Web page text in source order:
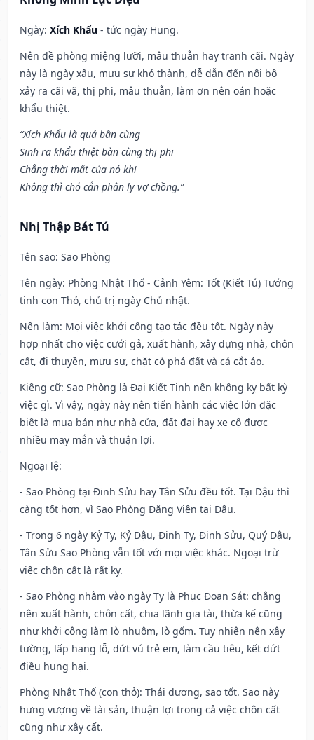
Ngày: Xích Khẩu - tức ngày Hung.
Nên đề phòng miệng lưỡi, mâu thuẫn hay tranh cãi. Ngày
này là ngày xấu, mưu sự khó thành, dễ dẫn đến nội bộ
xảy ra cãi vã, thị phi, mâu thuẫn, làm ơn nên oán hoặc
khẩu thiệt.
“Xích Khẩu là quả bần cùng
Sinh ra khẩu thiệt bàn cùng thị phi
Chẳng thời mất của nó khi
Không thì chó cắn phân ly vợ chồng.”
Nhị Thập Bát Tú
Tên sao: Sao Phòng
Tên ngày: Phòng Nhật Thố - Cảnh Yêm: Tốt (Kiết Tú) Tướng
tinh con Thỏ, chủ trị ngày Chủ nhật.
Nên làm: Mọi việc khởi công tạo tác đều tốt. Ngày này
hợp nhất cho việc cưới gả, xuất hành, xây dựng nhà, chôn
cất, đi thuyền, mưu sự, chặt cỏ phá đất và cả cắt áo.
Kiêng cữ: Sao Phòng là Đại Kiết Tinh nên không kỵ bất kỳ
việc gì. Vì vậy, ngày này nên tiến hành các việc lớn đặc
biệt là mua bán như nhà cửa, đất đai hay xe cộ được
nhiều may mắn và thuận lợi.
Ngoại lệ:
- Sao Phòng tại Đinh Sửu hay Tân Sửu đều tốt. Tại Dậu thì
càng tốt hơn, vì Sao Phòng Đăng Viên tại Dậu.
- Trong 6 ngày Kỷ Tỵ, Kỷ Dậu, Đinh Tỵ, Đinh Sửu, Quý Dậu,
Tân Sửu Sao Phòng vẫn tốt với mọi việc khác. Ngoại trừ
việc chôn cất là rất kỵ.
- Sao Phòng nhằm vào ngày Tỵ là Phục Đoạn Sát: chẳng
nên xuất hành, chôn cất, chia lãnh gia tài, thừa kế cũng
như khởi công làm lò nhuộm, lò gốm. Tuy nhiên nên xây
tường, lấp hang lỗ, dứt vú trẻ em, làm cầu tiêu, kết dứt
điều hung hại.
Phòng Nhật Thố (con thỏ): Thái dương, sao tốt. Sao này
hưng vượng về tài sản, thuận lợi trong cả việc chôn cất
cũng như xây cất.